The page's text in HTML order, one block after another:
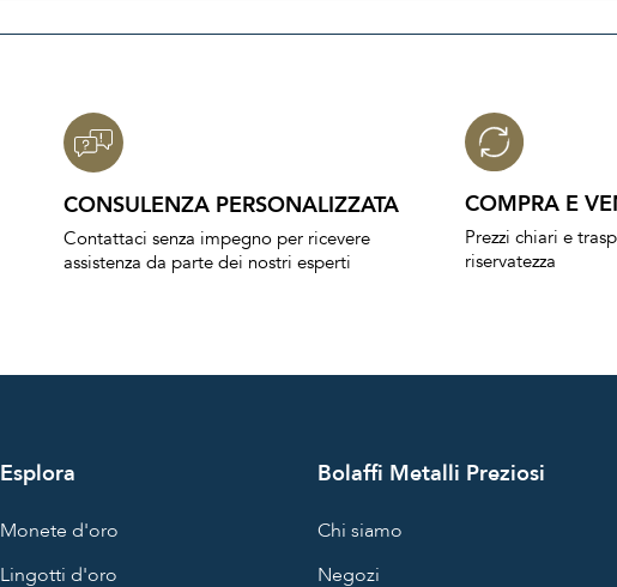
CONSULENZA PERSONALIZZATA
Contattaci senza impegno per ricevere
assistenza da parte dei nostri esperti
COMPRA E
Prezzi chiari e
riservatezza
Esplora
Monete d'oro
Lingotti d'oro
Bolaffi Metalli Preziosi
Chi siamo
Negozi